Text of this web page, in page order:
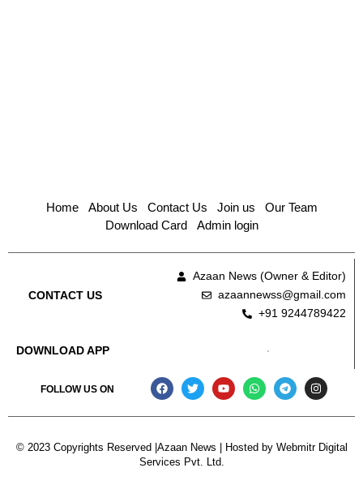
Home About Us Contact Us Join us
Our Team
Download Card
Admin login
CONTACT US
Azaan News (Owner & Editor)
azaannewss@gmail.com
+91 9244789422
DOWNLOAD APP
FOLLOW US ON
© 2023 Copyrights Reserved |Azaan News | Hosted by Webmitr Digital
Services Pvt. Ltd.